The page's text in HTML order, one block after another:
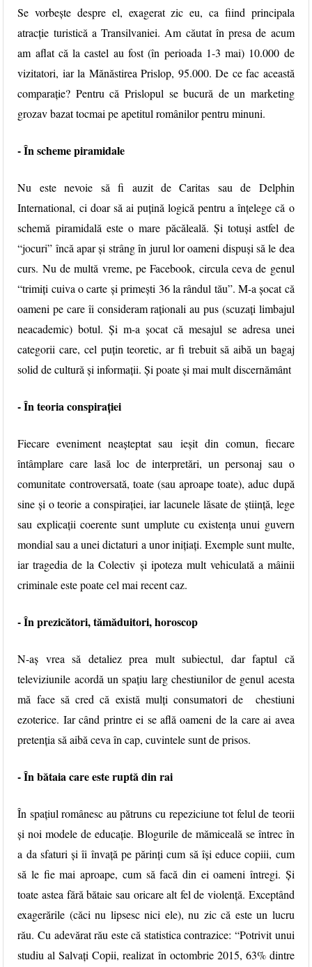
Se vorbește despre el, exagerat zic eu, ca fiind principala
atracție turistică a Transilvaniei. Am căutat în presa de acum
am aflat că la castel au fost (în perioada 1-3 mai) 10.000 de
vizitatori, iar la Mănăstirea Prislop, 95.000. De ce fac această
comparație? Pentru că Prislopul se bucură de un marketing
grozav bazat tocmai pe apetitul românilor pentru minuni.
- În scheme piramidale
Nu este nevoie să fi auzit de Caritas sau de Delphin
International, ci doar să ai puțină logică pentru a înțelege că o
schemă piramidală este o mare păcăleală. Și totuși astfel de
“jocuri” încă apar și strâng în jurul lor oameni dispuși să le dea
curs. Nu de multă vreme, pe Facebook, circula ceva de genul
“trimiți cuiva o carte și primești 36 la rândul tău”. M-a șocat că
oameni pe care îi consideram raționali au pus (scuzați limbajul
neacademic) botul. Și m-a șocat că mesajul se adresa unei
categorii care, cel puțin teoretic, ar fi trebuit să aibă un bagaj
solid de cultură și informații. Și poate și mai mult discernământ
- În teoria conspirației
Fiecare eveniment neașteptat sau ieșit din comun, fiecare
întâmplare care lasă loc de interpretări, un personaj sau o
comunitate controversată, toate (sau aproape toate), aduc după
sine și o teorie a conspirației, iar lacunele lăsate de știință, lege
sau explicații coerente sunt umplute cu existența unui guvern
mondial sau a unei dictaturi a unor inițiați. Exemple sunt multe,
iar tragedia de la Colectiv și ipoteza mult vehiculată a mâinii
criminale este poate cel mai recent caz.
- În prezicători, tămăduitori, horoscop
N-aș vrea să detaliez prea mult subiectul, dar faptul că
televiziunile acordă un spațiu larg chestiunilor de genul acesta
mă face să cred că există mulți consumatori de chestiuni
ezoterice. Iar când printre ei se află oameni de la care ai avea
pretenția să aibă ceva în cap, cuvintele sunt de prisos.
- Înbătaia care este ruptă din rai
În spațiul românesc au pătruns cu repeziciune tot felul de teorii
și noi modele de educație. Blogurile de mămiceală se întrec în
a da sfaturi și îi învață pe părinți cum să își educe copiii, cum
să le fie mai aproape, cum să facă din ei oameni întregi. Și
toate astea fără bătaie sau oricare alt fel de violență. Exceptând
exagerările (căci nu lipsesc nici ele), nu zic că este un lucru
rău. Cu adevărat rău este că statistica contrazice: “Potrivit unui
studiu al Salvaţi Copii, realizat în octombrie 2015, 63% dintre